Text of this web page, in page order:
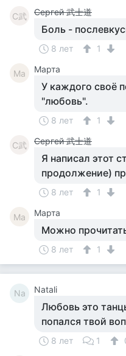
С武 Сергей 武士道
Боль -
8 лет 1
Ма Марта
У каждого своё
"любовь".
8 лет 1
С武 Сергей 武士道
Я написал этот
продолжение)
8 лет 1
Ма Марта
Можно
8 лет 1
Na Natali
Любовь это
попался твой
8 лет 1